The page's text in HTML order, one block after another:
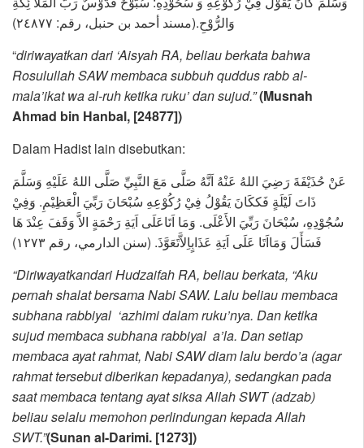
وَالرُّوْحِ.(مسند أحمد بن حنبل، رقم: ٢٤٨٧٧)
“diriwayatkan dari ‘Aisyah RA, beliau berkata bahwa
Rosulullah SAW membaca subbuh quddus rabb al-
mala’ikat wa al-ruh ketika ruku’ dan sujud.”(Musnah
Ahmad bin Hanbal, [24877])
Dalam Hadist lain disebutkan:
عَنْ حُذَيْفَةَ رَضِيَ اللهُ عَنْهُ اَنَّهُ صَلَّى مَعَ النَّبِيِّ صَلَّى اللهُ عَلَيْهِ وَسَلَّمَ
ذَاتَ لَيْلَةٍ فَككَانَ يَقُوْلُ فِيْ رُكُوْعِهِ سُبْحَانَ رَبِّيَ الْعَظِيْمِ. وَفِيْ
سُجُوْدِهِ، سُبْحَانَ رَبِّيَ الأَعْلَى. وَمَا اَتَاعَلَى اَيَةِ رَحْمَةٍ الاَّ وَقَفَ عِنْدَ هَا
فَسَأَلَ وَمَااَتَا عَلَى اَيَةِ عَذَابٍاِلاَّتَعَوَّذَ. (سنن الدارمي، رقم ١٢٧٣)
“Diriwayatkandari Hudzaifah RA, beliau berkata, “Aku
pernah shalat bersama Nabi SAW. Lalu beliau membaca
subhana rabbiyal ‘azhimi dalam ruku’nya. Dan ketika
sujud membaca subhana rabbiyal a’la. Dan setiap
membaca ayat rahmat, Nabi SAW diam lalu berdo’a (agar
rahmat tersebut diberikan kepadanya), sedangkan pada
saat membaca tentang ayat siksa Allah SWT (adzab)
beliau selalu memohon perlindungan kepada Allah
SWT.”(Sunan al-Darimi. [1273])